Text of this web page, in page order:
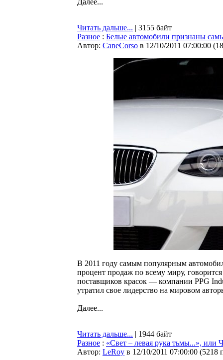
Далее...
Читать дальше... | 3155 байт
Разное : Белые автомобили признаны
Автор: CaneCorso в 12/10/2011 07:00:00 (
В 2011 году самым популярным
процент продаж по всему миру,
поставщиков красок — компании PPG
утратил свое лидерство на мировом
Далее...
Читать дальше... | 1944 байт
Разное : «Свет – левая рука тьмы...», или
Автор: LeRoy в 12/10/2011 07:00:00 (5218